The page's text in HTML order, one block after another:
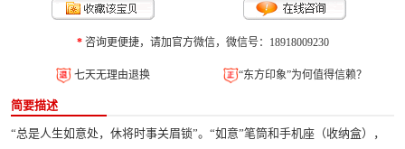
*咨询更便捷，请加官方微信，微信号：18918009230
七天无理由退换 “东方印象”为何值得信赖？
简要描述
“总是人生如意处，休将时事关眉锁”。“如意”笔筒和手机座（收纳盒），